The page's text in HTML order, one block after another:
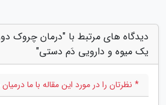
دیدگاه های مرتبط با "درمان چروک
یک میوه و دارویی دَم دستی"
* نظرتان را در مورد این مقاله با ما درمیان